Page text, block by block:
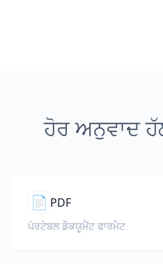
ਹੋਰ ਅਨੁਵਾਦ
📄 PDF
ਪੋਰਟੇਬਲ ਡੌਕਯੂਮੈਂਟ ਫਾਰਮੈਟ